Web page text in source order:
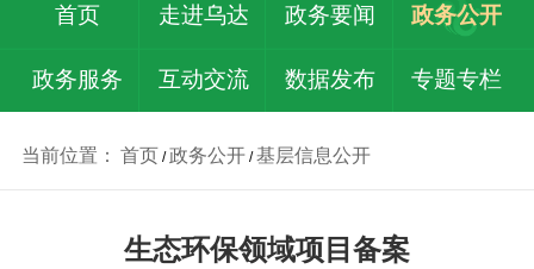
首页 走进乌达 政务要闻 政务公开
政务服务 互动交流 数据发布 专题专栏
当前位置： 首页 /政务公开/基层信息公开
生态环保领域项目备案